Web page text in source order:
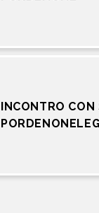
INCONTRO CON